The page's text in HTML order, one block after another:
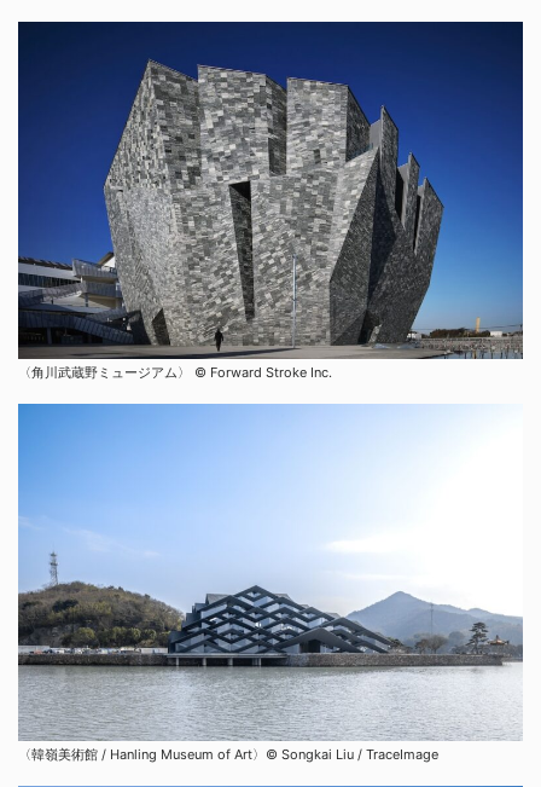
〈角川武蔵野ミュージアム〉 ©︎ Forward Stroke Inc.
〈韓嶺美術館 / Hanling Museum of Art〉©︎ Songkai Liu / TraceImage